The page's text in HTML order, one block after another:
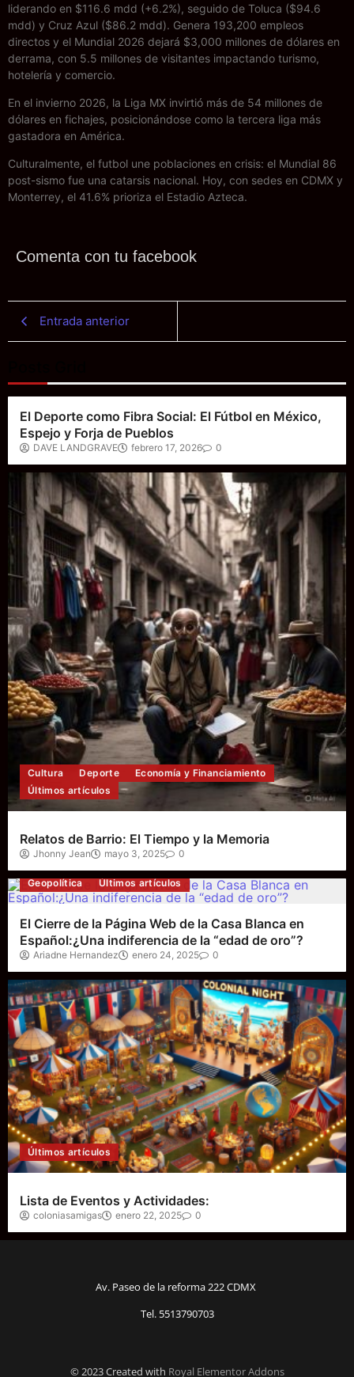
liderando en $116.6 mdd (+6.2%), seguido de Toluca ($94.6
mdd) y Cruz Azul ($86.2 mdd). Genera 193,200 empleos
directos y el Mundial 2026 dejará $3,000 millones de dólares en
derrama, con 5.5 millones de visitantes impactando turismo,
hotelería y comercio.
En el invierno 2026, la Liga MX invirtió más de 54 millones de
dólares en fichajes, posicionándose como la tercera liga más
gastadora en América.
Culturalmente, el futbol une poblaciones en crisis: el Mundial 86
post-sismo fue una catarsis nacional. Hoy, con sedes en CDMX y
Monterrey, el 41.6% prioriza el Estadio Azteca.
Comenta con tu facebook
Entrada anterior
El Deporte como Fibra Social: El Fútbol en México,
Espejo y Forja de Pueblos
DAVE LANDGRAVE febrero 17, 2026 0
Cultura Deporte
Economía y Financiamiento
Últimos artículos
Relatos de Barrio: El Tiempo y la Memoria
Jhonny Jean mayo 3, 2025 0
Geopolítica Últimos artículos
El Cierre de la Página Web de la Casa Blanca en
Español:¿Una indiferencia de la “edad de oro”?
Ariadne Hernandez enero 24, 2025 0
Últimos artículos
Lista de Eventos y Actividades:
coloniasamigas enero 22, 2025 0
Av. Paseo de la reforma 222 CDMX
Tel. 5513790703
© 2023 Created with Royal Elementor Addons